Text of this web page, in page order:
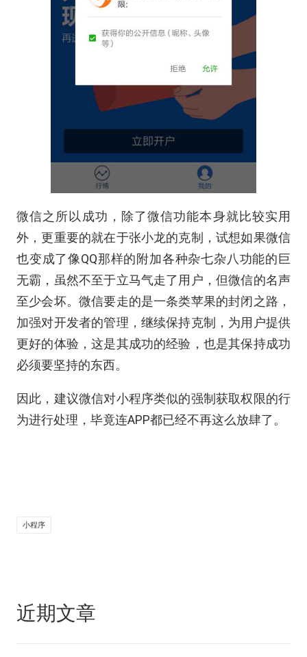
微信之所以成功，除了微信功能本身就比较实用
外，更重要的就在于张小龙的克制，试想如果微信
也变成了像QQ那样的附加各种杂七杂八功能的巨
无霸，虽然不至于立马气走了用户，但微信的名声
至少会坏。微信要走的是一条类苹果的封闭之路，
加强对开发者的管理，继续保持克制，为用户提供
更好的体验，这是其成功的经验，也是其保持成功
必须要坚持的东西。
因此，建议微信对小程序类似的强制获取权限的行
为进行处理，毕竟连APP都已经不再这么放肆了。
小程序
近期文章